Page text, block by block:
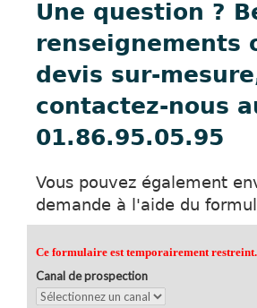
Une question ?
renseignements
devis sur-
contactez-nous
01.86.95.05.95
Vous pouvez également
demande à l'aide du